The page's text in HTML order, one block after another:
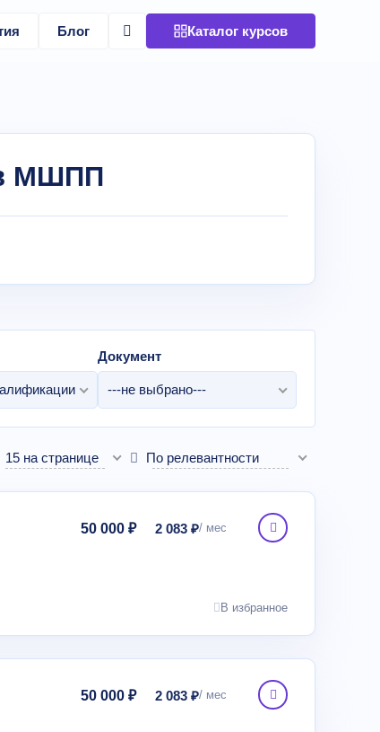
Блог Каталог курсов
МШПП
Документ
---не выбрано---
15 на странице По релевантности
50 000 ₽ 2 083 ₽
В избранное
50 000 ₽ 2 083 ₽